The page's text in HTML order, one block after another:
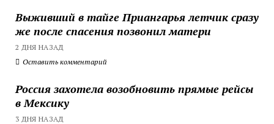
Выживший в тайге Приангарья летчик сразу
же после спасения позвонил матери
2 ДНЯ НАЗАД
Оставить комментарий
Россия захотела возобновить прямые рейсы
в Мексику
3 ДНЯ НАЗАД